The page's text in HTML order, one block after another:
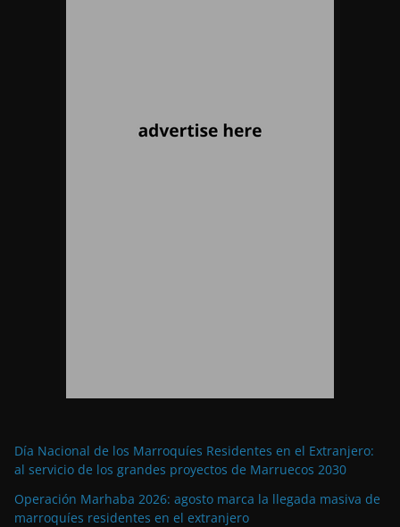
Día Nacional de los Marroquíes Residentes en el Extranjero:
al servicio de los grandes proyectos de Marruecos 2030
Operación Marhaba 2026: agosto marca la llegada masiva de
marroquíes residentes en el extranjero